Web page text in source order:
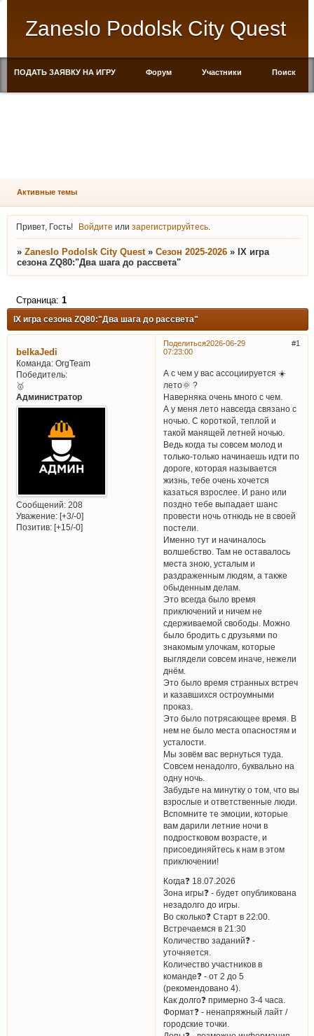
Zaneslo Podolsk City Quest
ПОДАТЬ ЗАЯВКУ НА ИГРУ Форум Участники Поиск
Активные темы
Привет, Гость! Войдите илизарегистрируйтесь
» Zaneslo Podolsk City Quest » Сезон 2025-2026 » IX игра
сезона ZQ80:"Два шага до рассвета"
IX игра сезона ZQ80:"Два шага до рассвета"
Страница: 1
Поделиться 1
2026-06-29
07:23:00
belkaJedi
Команда:OrgTeam
Победитель:
🥇
Администратор
Сообщений:208
Уважение: [+3/-0]
Позитив: [+15/-0]
А с чем у вас ассоциируется ☀️
лето🌞 ?
Наверняка очень много с чем.
А у меня лето навсегда связано с
ночью. С короткой, теплой и
такой манящей летней ночью.
Ведь когда ты совсем молод и
только-только начинаешь идти по
дороге, которая называется
жизнь, тебе очень хочется
казаться взрослее. И рано или
поздно тебе выпадает шанс
провести ночь отнюдь не в своей
постели.
Именно тут и начиналось
волшебство. Там не оставалось
места зною, усталым и
раздраженным людям, а также
обыденным делам.
Это всегда было время
приключений и ничем не
сдерживаемой свободы. Можно
было бродить с друзьями по
знакомым улочкам, которые
выглядели совсем иначе, нежели
днём.
Это было время странных встреч
и казавшихся остроумными
проказ.
Это было потрясающее время. В
нем не было места опасностям и
усталости.
Мы зовём вас вернуться туда.
Совсем ненадолго, буквально на
одну ночь.
Забудьте на минутку о том, что вы
взрослые и ответственные люди.
Вспомните те эмоции, которые
вам дарили летние ночи в
подростковом возрасте, и
присоединяйтесь к нам в этом
приключении!
Когда❓ 18.07.2026
Зона игры❓ - будет опубликована
незадолго до игры.
Во сколько❓ Старт в 22:00.
Встречаемся в 21:30
Количество заданий❓ -
уточняется.
Количество участников в
команде❓ - от 2 до 5
(рекомендовано 4).
Как долго❓ примерно 3-4 часа.
Формат❓ - ненапряжный лайт /
городские точки.